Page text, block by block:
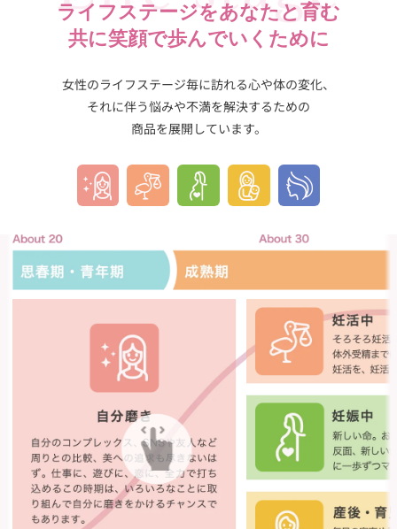
ライフステージをあなたと育む
共に笑顔で歩んでいくために
女性のライフステージ毎に訪れる心や体の変化、
それに伴う悩みや不満を解決するための
商品を展開しています。